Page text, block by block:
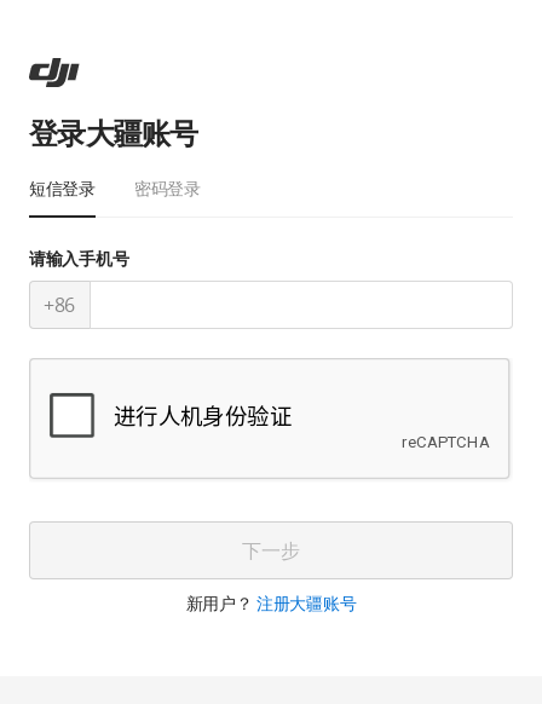
登录大疆账号
短信登录 密码登录
请输入手机号
+86
下一步
新用户？注册大疆账号